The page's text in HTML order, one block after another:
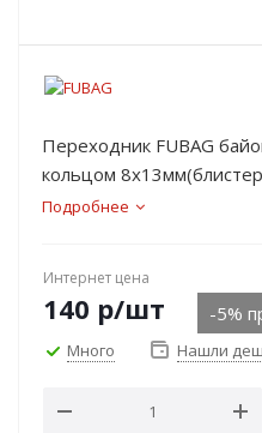
Переходник FUBAG
кольцом
Подробнее
Интернет цена
140 р/шт -5%
Много Нашли